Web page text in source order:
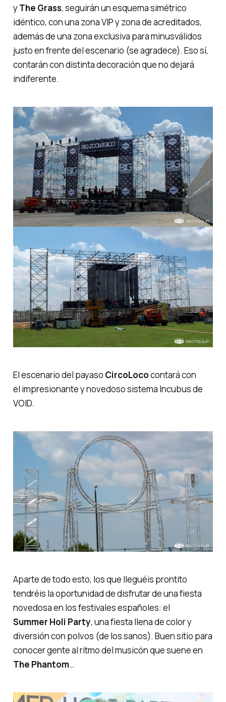
yThe Grass, seguirán un esquema simétrico
idéntico, con una zona VIP y zona de acreditados,
además de una zona exclusiva para minusválidos
justo en frente del escenario (se agradece). Eso sí,
contarán con distinta decoración que no dejará
indiferente.
El escenario del payaso CircoLococontará con
el impresionante y novedoso sistema Incubus de
VOID.
Aparte de todo esto, los que lleguéis prontito
tendréis la oportunidad de disfrutar de una fiesta
novedosa en los festivales españoles: el
Summer Holi Party, una fiesta llena de color y
diversión con polvos (de los sanos). Buen sitio para
conocer gente al ritmo del musicón que suene en
The Phantom…